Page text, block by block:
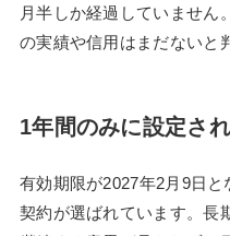
月半しか経過していません
の実績や信用はまだないと
1年間のみに設定さ
有効期限が2027年2月9日
契約が選ばれています。長